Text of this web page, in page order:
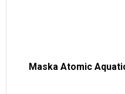
Maska Atomic